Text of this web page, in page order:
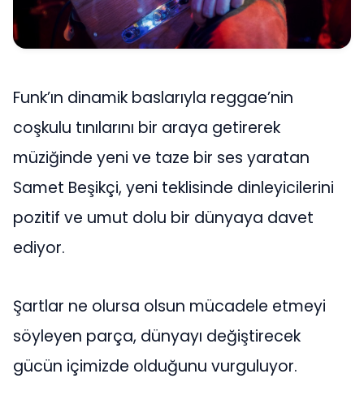
Funk’ın dinamik baslarıyla reggae’nin
coşkulu tınılarını bir araya getirerek
müziğinde yeni ve taze bir ses yaratan
Samet Beşikçi, yeni teklisinde dinleyicilerini
pozitif ve umut dolu bir dünyaya davet
ediyor.
Şartlar ne olursa olsun mücadele etmeyi
söyleyen parça, dünyayı değiştirecek
gücün içimizde olduğunu vurguluyor.